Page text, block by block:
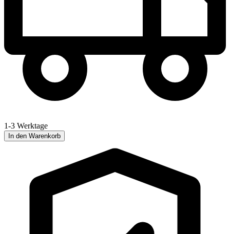
1-3 Werktage
In den Warenkorb